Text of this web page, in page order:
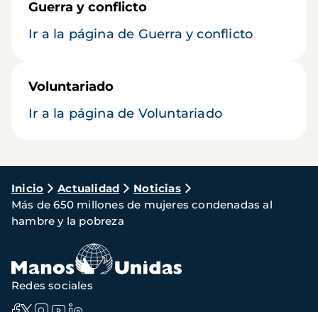
Guerra y conflicto
Ir a la página de Guerra y conflicto
Voluntariado
Ir a la página de Voluntariado
Ruta
de
navegación
Inicio Actualidad
Noticias
Más de 650 millones de mujeres condenadas al
hambre y la pobreza
Redes sociales